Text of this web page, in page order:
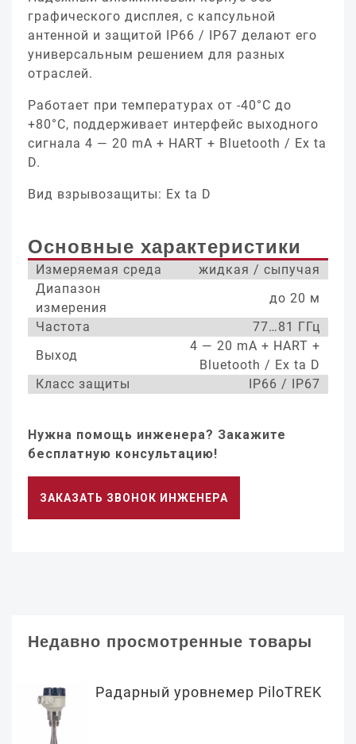
графического дисплея, с капсульной
антенной и защитой IP66 / IP67 делают его
универсальным решением для разных
отраслей.
Работает при температурах от -40°С до
+80°С, поддерживает интерфейс выходного
сигнала 4 — 20 mA + HART + Bluetooth / Ex ta
D.
Вид взрывозащиты: Ex ta D
Основные характеристики
Измеряемая среда
жидкая / сыпучая
Диапазон
измерения
до 20 м
Частота
77…81 ГГц
Выход
4 — 20 mA + HART +
Bluetooth / Ex ta D
Класс защиты
IP66 / IP67
Нужна помощь инженера? Закажите
бесплатную консультацию!
ЗАКАЗАТЬ ЗВОНОК ИНЖЕНЕРА
Недавно просмотренные товары
Радарный уровнемер PiloTREK